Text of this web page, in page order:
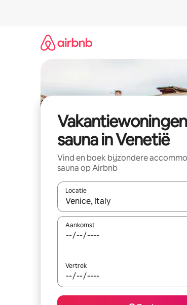
sauna in Venetië
Vind en boek bijzondere
sauna op Airbnb
Locatie
Wanneer er resultaten beschikbaar
Aankomst
Vertrek